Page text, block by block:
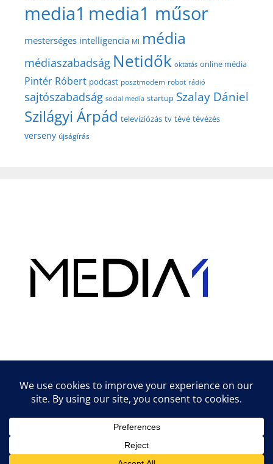
media1 media1 műsor
mesterséges intelligencia MI média
médiaszabadság Netidők oktatás online média
Pintér Róbert podcast posztmodem robot rádió
sajtószabadság social media startup Szalay Dániel
Szilágyi Árpád televíziózás tv tévé tévézés
verseny újságírás
Lifestyle tippek & trükkök
© 2026 vipcast.hu powered by Media1• Készült